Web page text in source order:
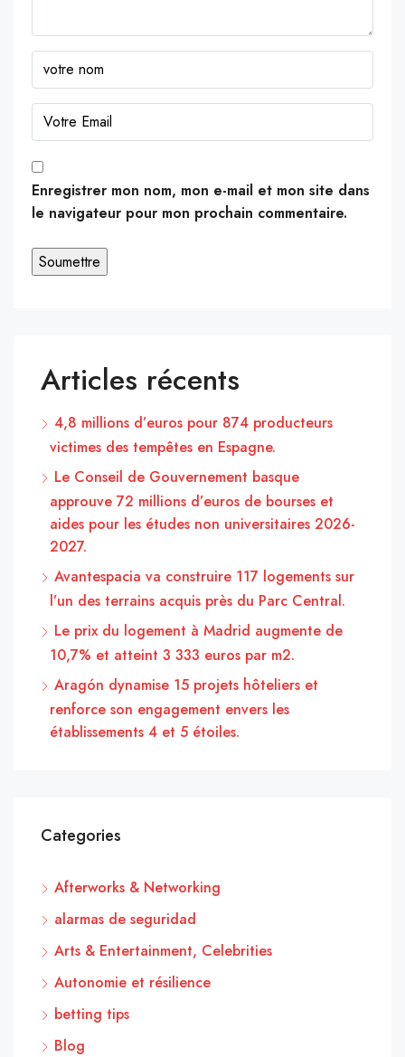
Enregistrer mon nom, mon e-mail et mon site dans
le navigateur pour mon prochain commentaire.
Articles récents
4,8 millions d’euros pour 874 producteurs
victimes des tempêtes en Espagne.
Le Conseil de Gouvernement basque
approuve 72 millions d’euros de bourses et
aides pour les études non universitaires 2026-
2027.
Avantespacia va construire 117 logements sur
l’un des terrains acquis près du Parc Central.
Le prix du logement à Madrid augmente de
10,7% et atteint 3 333 euros par m2.
Aragón dynamise 15 projets hôteliers et
renforce son engagement envers les
établissements 4 et 5 étoiles.
Categories
Afterworks & Networking
alarmas de seguridad
Arts & Entertainment, Celebrities
Autonomie et résilience
betting tips
Blog